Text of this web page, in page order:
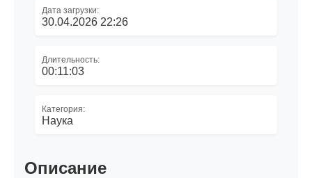
Дата загрузки:
30.04.2026 22:26
Длительность:
00:11:03
Категория:
Наука
Описание